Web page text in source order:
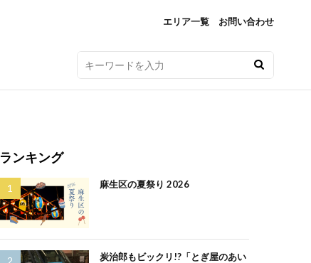
エリア一覧 お問い合わせ
ランキング
麻生区の夏祭り 2026
炭治郎もビックリ!?「とぎ屋のあい